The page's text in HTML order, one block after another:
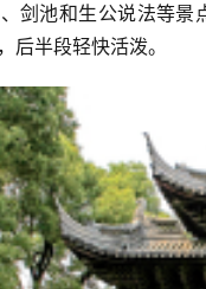
剑池和生公说法等
后半段轻快活泼。